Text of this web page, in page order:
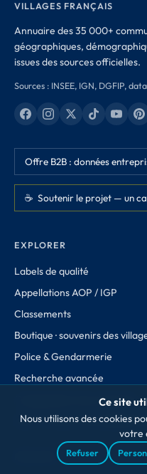
VILLAGES FRANÇAIS
Annuaire des 35 000+
géographiques,
issues des sources officielles.
Sources : INSEE, IGN, DGFIP,
Offre B2B : données
☕ Soutenir le projet — un
EXPLORER
Labels de qualité
Appellations AOP / IGP
Classements
Boutique · souvenirs des
Police & Gendarmerie
Recherche avancée
Comparateur de communes
Quiz · Trouvez votre
RÉGIONS
Ce site
Nous utilisons des cookies
votre
Refuser